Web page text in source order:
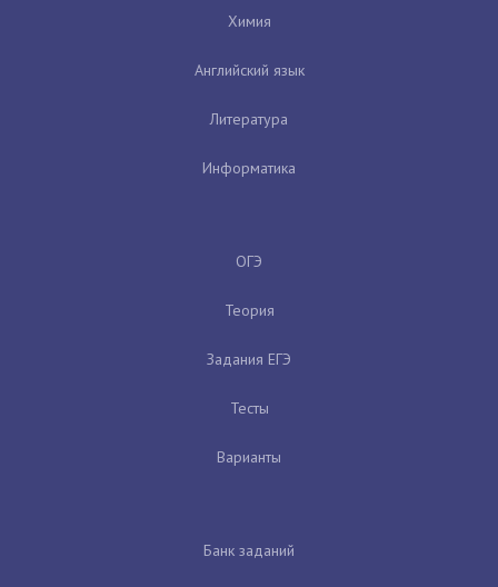
Химия
Английский язык
Литература
Информатика
ОГЭ
Теория
Задания ЕГЭ
Тесты
Варианты
Банк заданий